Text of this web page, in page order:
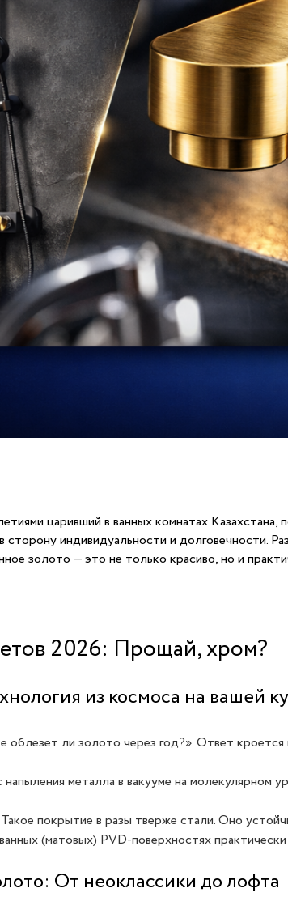
царивший в ванных комнатах
индивидуальности и долговечности.
золото — это не только красиво, но и
2026: Прощай, хром?
из космоса на вашей
облезет ли золото через год?». Ответ
металла в вакууме на молекулярном
Такое покрытие в разы тверже стали. Оно
(матовых) PVD-поверхностях
От неоклассики до лофта